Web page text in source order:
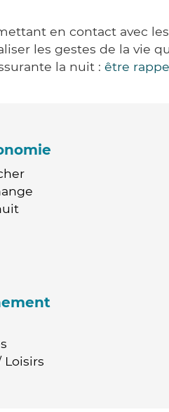
en contact avec
les gestes de la
la nuit : être
Loisirs